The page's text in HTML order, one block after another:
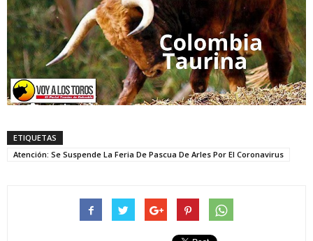
ETIQUETAS
Atención: Se Suspende La Feria De Pascua De Arles Por El Coronavirus